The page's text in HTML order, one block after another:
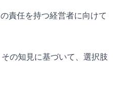
責任を持つ経営者に向けて
の知見に基づいて、選択肢